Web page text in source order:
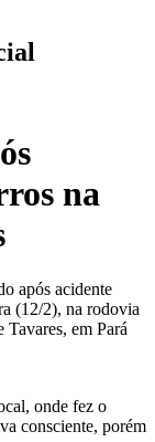
na
após acidente
(12/2), na rodovia
em Pará
onde fez o
consciente, porém